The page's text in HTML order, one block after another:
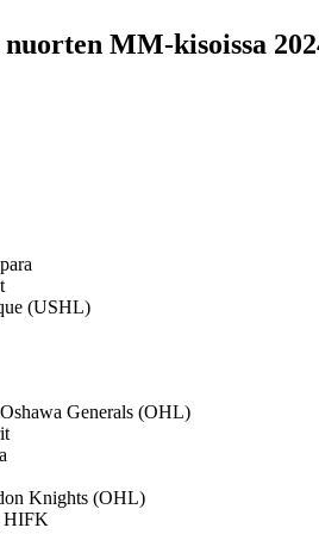
MM-kisoissa
(USHL)
Generals (OHL)
Knights (OHL)
HIFK